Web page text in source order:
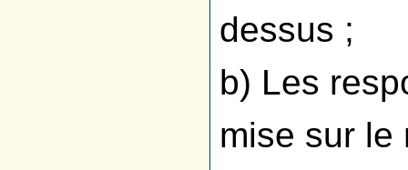
dessus ;
b) Les
mise sur le